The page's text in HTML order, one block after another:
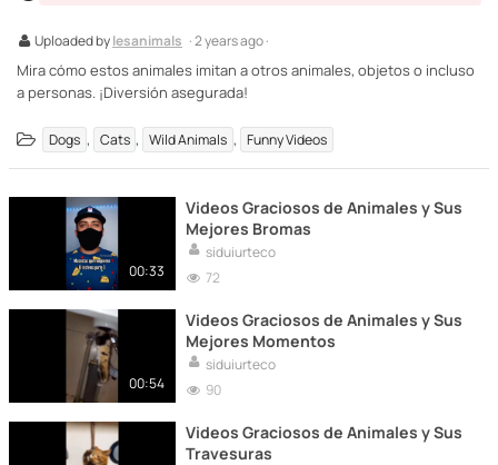
Uploaded bylesanimals · 2 years ago ·
Mira cómo estos animales imitan a otros animales, objetos o incluso
a personas. ¡Diversión asegurada!
Dogs , Cats , Wild Animals , Funny Videos
00:33
Videos Graciosos de Animales y Sus
Mejores Bromas
siduiurteco
72
00:54
Videos Graciosos de Animales y Sus
Mejores Momentos
siduiurteco
90
Videos Graciosos de Animales y Sus
Travesuras